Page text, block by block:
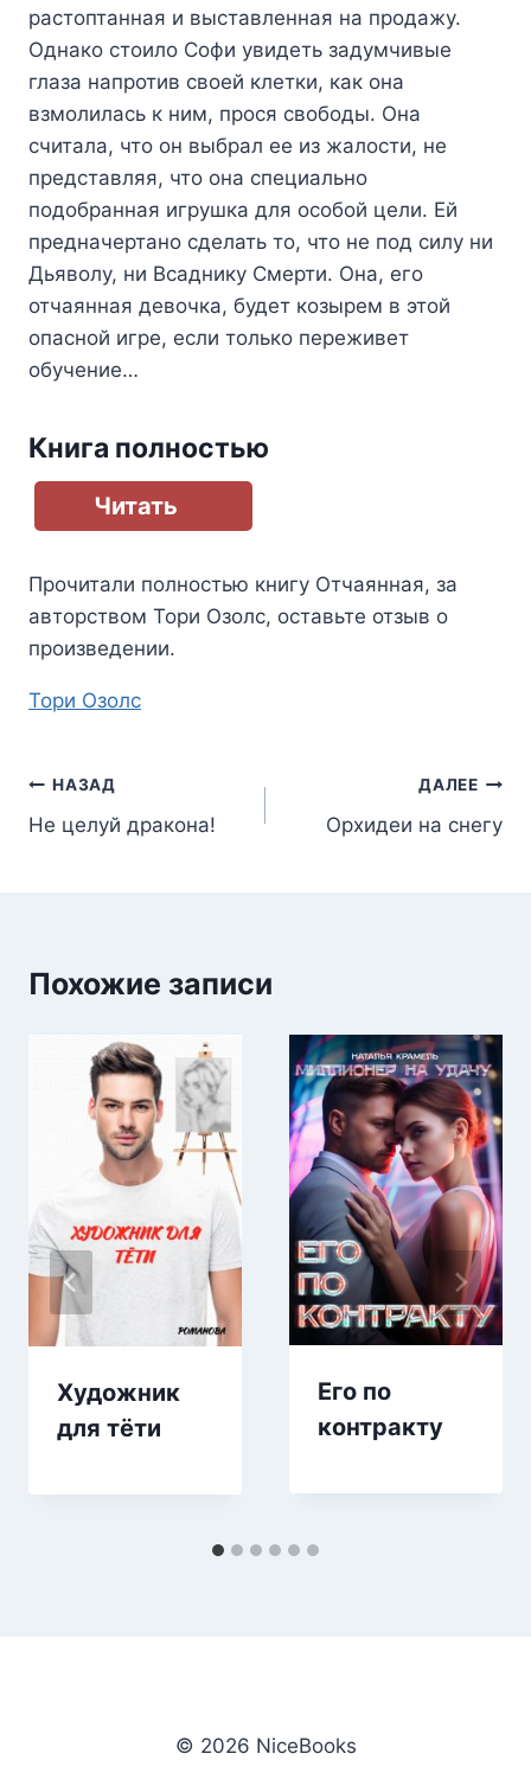
растоптанная и выставленная на продажу.
Однако стоило Софи увидеть задумчивые
глаза напротив своей клетки, как она
взмолилась к ним, прося свободы. Она
считала, что он выбрал ее из жалости, не
представляя, что она специально
подобранная игрушка для особой цели. Ей
предначертано сделать то, что не под силу ни
Дьяволу, ни Всаднику Смерти. Она, его
отчаянная девочка, будет козырем в этой
опасной игре, если только переживет
обучение…
Книга полностью
Читать
Прочитали полностью книгу Отчаянная, за
авторством Тори Озолс, оставьте отзыв о
произведении.
Метки
Тори Озолс
Навигация
по
НАЗАД
Не целуй дракона!
ДАЛЕЕ
Орхидеи на снегу
Похожие записи
Художник
для тёти
Его по
контракту
© 2026 NiceBooks